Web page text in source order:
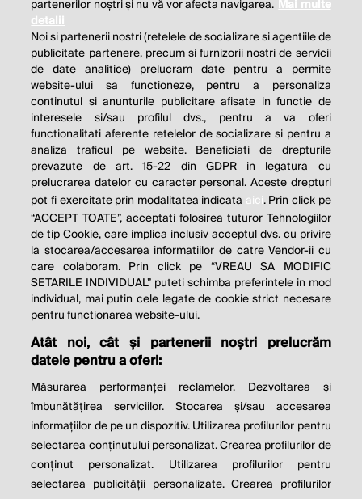
THE SOCIAL RESPONSIBILITY OF
BUSINESS IS TO INCREASE ITS
PROFITS.
Milton Friedman
© 2026 Profit.ro. Toate drepturile rezervate.
Dezvoltat de1616.ro
Contact Publicitate
Politica de cookie Politica de
confidențialitate
Setări cookies
este parte a
partenerilor noștri și nu vă vor afecta navigarea. Mai multe
detalii
Noi si partenerii nostri (retelele de socializare si agentiile de
publicitate partenere, precum si furnizorii nostri de servicii
de date analitice) prelucram date pentru a permite
website-ului sa functioneze, pentru a personaliza
continutul si anunturile publicitare afisate in functie de
interesele si/sau profilul dvs., pentru a va oferi
functionalitati aferente retelelor de socializare si pentru a
analiza traficul pe website. Beneficiati de drepturile
prevazute de art. 15-22 din GDPR in legatura cu
prelucrarea datelor cu caracter personal. Aceste drepturi
pot fi exercitate prin modalitatea indicata aici. Prin click pe
“ACCEPT TOATE”, acceptati folosirea tuturor Tehnologiilor
de tip Cookie, care implica inclusiv acceptul dvs. cu privire
la stocarea/accesarea informatiilor de catre Vendor-ii cu
care colaboram. Prin click pe “VREAU SA MODIFIC
SETARILE INDIVIDUAL” puteti schimba preferintele in mod
individual, mai putin cele legate de cookie strict necesare
pentru functionarea website-ului.
Atât noi, cât și partenerii noștri prelucrăm
datele pentru a oferi:
Măsurarea performanței reclamelor. Dezvoltarea și
îmbunătățirea serviciilor. Stocarea și/sau accesarea
informațiilor de pe un dispozitiv. Utilizarea profilurilor pentru
selectarea conținutului personalizat. Crearea profilurilor de
conținut personalizat. Utilizarea profilurilor pentru
selectarea publicității personalizate. Crearea profilurilor